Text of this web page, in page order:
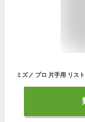
ミズノ プロ 片手用 リス